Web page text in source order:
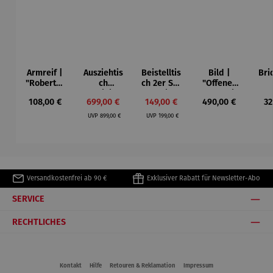
Armreif |
"Roberta"
Mütz
Regulärer Preis:
108,00 €
Ausziehtis
ch
– Valor
Verkaufspreis:
699,00 €
UVPRegulärer Preis:
899,00 €
Beistelltis
ch 2er Set
Verkaufspreis:
149,00 €
UVP Regulärer Preis:
199,00 €
Bild |
"Offenes
Collioure"
Regulärer Preis:
490,00 €
Versandkostenfrei ab 90 € Exklusiver Rabatt für Newsletter-Abo
SERVICE
RECHTLICHES
Kontakt Hilfe Retouren & Reklamation Impressum